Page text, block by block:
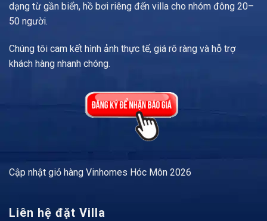
dạng từ gần biển, hồ bơi riêng đến villa cho nhóm đông 20–
50 người.
Chúng tôi cam kết hình ảnh thực tế, giá rõ ràng và hỗ trợ
khách hàng nhanh chóng.
Cập nhật giỏ hàng Vinhomes Hóc Môn 2026
Liên hệ đặt Villa